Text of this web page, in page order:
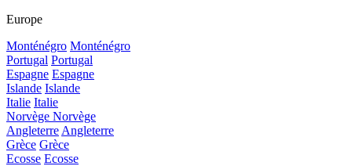
Europe
Monténégro Monténégro
Portugal Portugal
Espagne Espagne
Islande Islande
Italie Italie
Norvège Norvège
Angleterre Angleterre
Grèce Grèce
Ecosse Ecosse